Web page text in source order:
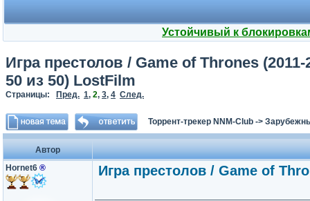
Устойчивый к
Игра престолов / Game of Thrones
50 из 50) LostFilm
Страницы: Пред. 1, 2, 3, 4 След.
Торрент-трекер NNM-Club ->
Автор
Hornet6 ® Игра престолов / Game of